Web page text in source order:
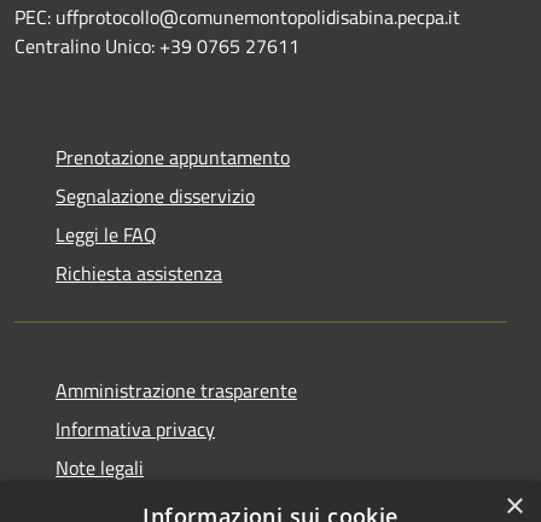
PEC: uffprotocollo@comunemontopolidisabina.pecpa.it
Centralino Unico: +39 0765 27611
Prenotazione appuntamento
Segnalazione disservizio
Leggi le FAQ
Richiesta assistenza
Amministrazione trasparente
Informativa privacy
Note legali
Dichiarazione di accessibilità
×
Informazioni sui cookie